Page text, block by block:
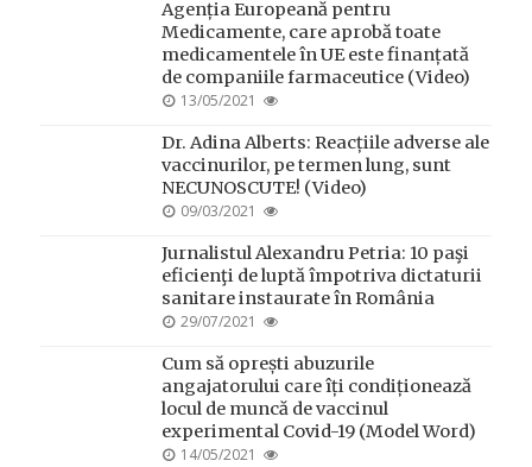
Agenția Europeană pentru
Medicamente, care aprobă toate
medicamentele în UE este finanțată
de companiile farmaceutice (Video)
POSTED
13/05/2021
Dr. Adina Alberts: Reacțiile adverse ale
vaccinurilor, pe termen lung, sunt
NECUNOSCUTE! (Video)
POSTED
09/03/2021
Jurnalistul Alexandru Petria: 10 paşi
eficienţi de luptă împotriva dictaturii
sanitare instaurate în România
POSTED
29/07/2021
Cum să oprești abuzurile
angajatorului care îți condiționează
locul de muncă de vaccinul
experimental Covid-19 (Model Word)
POSTED
14/05/2021